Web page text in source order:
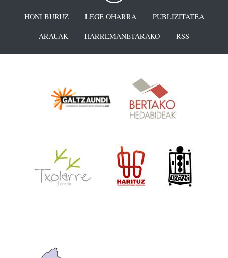
HONI BURUZ LEGE OHARRA
PUBLIZITATEA
ARAUAK
HARREMANETARAKO RSS